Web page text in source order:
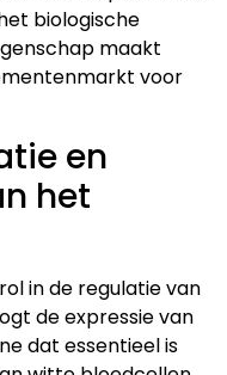
biologische
maakt
voor
en
het
in de regulatie van
de expressie van
dat essentieel is